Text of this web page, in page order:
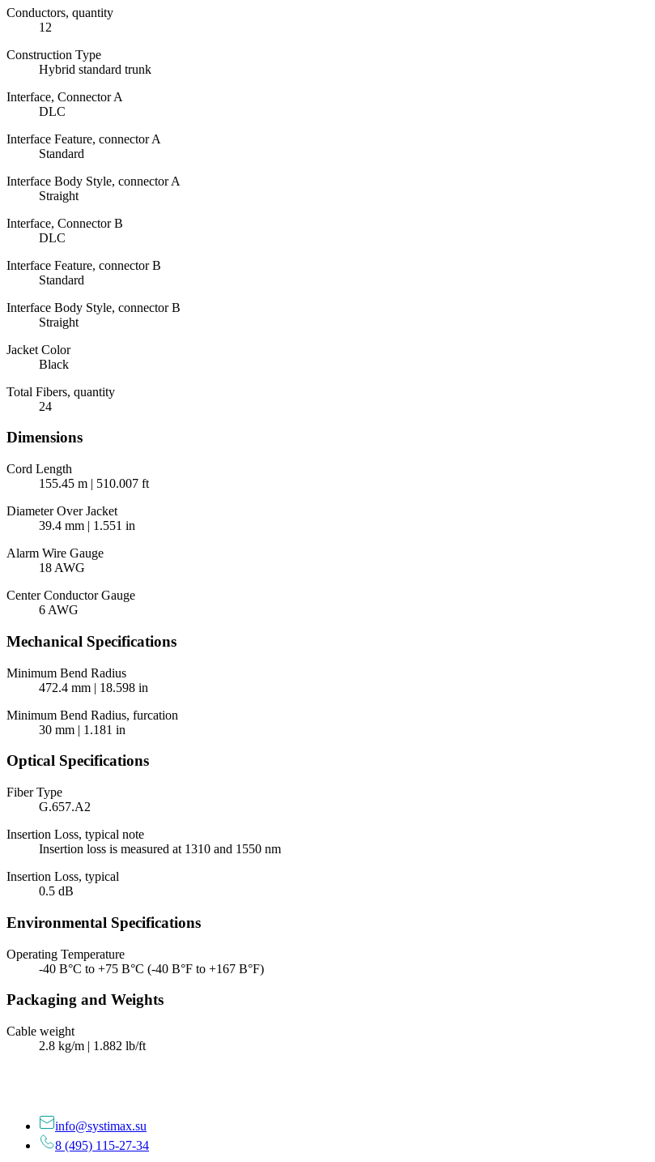
Conductors, quantity
12
Construction Type
Hybrid standard trunk
Interface, Connector A
DLC
Interface Feature, connector A
Standard
Interface Body Style, connector A
Straight
Interface, Connector B
DLC
Interface Feature, connector B
Standard
Interface Body Style, connector B
Straight
Jacket Color
Black
Total Fibers, quantity
24
Dimensions
Cord Length
155.45 m | 510.007 ft
Diameter Over Jacket
39.4 mm | 1.551 in
Alarm Wire Gauge
18 AWG
Center Conductor Gauge
6 AWG
Mechanical Specifications
Minimum Bend Radius
472.4 mm | 18.598 in
Minimum Bend Radius, furcation
30 mm | 1.181 in
Optical Specifications
Fiber Type
G.657.A2
Insertion Loss, typical note
Insertion loss is measured at 1310 and 1550 nm
Insertion Loss, typical
0.5 dB
Environmental Specifications
Operating Temperature
-40 В°C to +75 В°C (-40 В°F to +167 В°F)
Packaging and Weights
Cable weight
2.8 kg/m | 1.882 lb/ft
info@systimax.su
8 (495) 115-27-34